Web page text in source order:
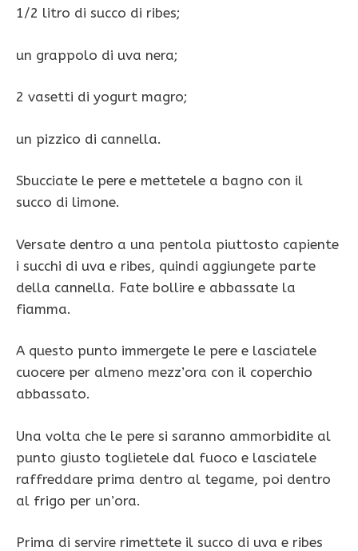
1/2 litro di succo di ribes;
un grappolo di uva nera;
2 vasetti di yogurt magro;
un pizzico di cannella.
Sbucciate le pere e mettetele a bagno con il
succo di limone.
Versate dentro a una pentola piuttosto capiente
i succhi di uva e ribes, quindi aggiungete parte
della cannella. Fate bollire e abbassate la
fiamma.
A questo punto immergete le pere e lasciatele
cuocere per almeno mezz’ora con il coperchio
abbassato.
Una volta che le pere si saranno ammorbidite al
punto giusto toglietele dal fuoco e lasciatele
raffreddare prima dentro al tegame, poi dentro
al frigo per un’ora.
Prima di servire rimettete il succo di uva e ribes